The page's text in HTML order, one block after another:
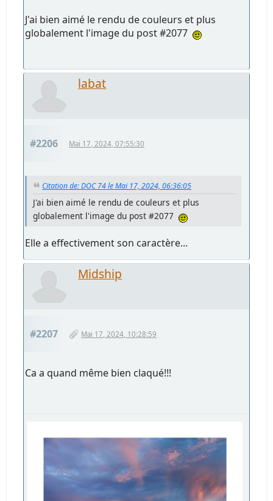
J'ai bien aimé le rendu de couleurs et plus
globalement l'image du post #2077
labat
#2206 Mai 17, 2024, 07:55:30
Citation de: DOC 74 le Mai 17, 2024, 06:36:05
J'ai bien aimé le rendu de couleurs et plus
globalement l'image du post #2077
Elle a effectivement son caractère...
Midship
#2207 Mai 17, 2024, 10:28:59
Ca a quand même bien claqué!!!